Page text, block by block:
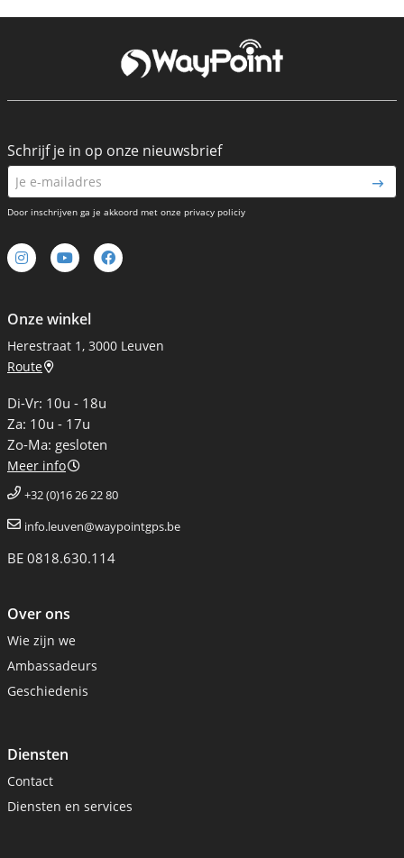
Onze winkel
Herestraat 1, 3000 Leuven
Route
Di-Vr: 10u - 18u
Za: 10u - 17u
Zo-Ma: gesloten
Meer info
+32 (0)16 26 22 80
info.leuven@waypointgps.be
BE 0818.630.114
Over ons
Wie zijn we
Ambassadeurs
Geschiedenis
Diensten
Contact
Diensten en services
Schrijf je in op onze nieuwsbrief
Door inschrijven ga je akkoord met onze privacy policiy